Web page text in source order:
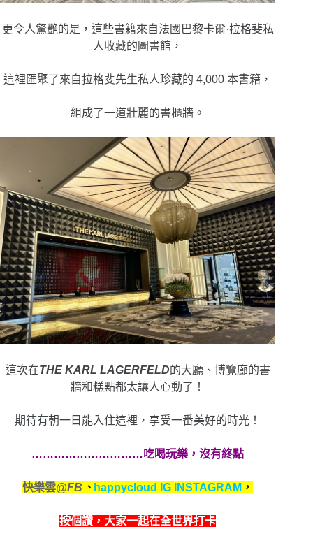
更令人驚艷的是，這些書籍來自法國巴黎卡爾·拉格斐私
人收藏的圖書館，
這裡匯聚了來自拉格斐先生私人珍藏的 4,000 本書籍，
組成了一道壯麗的書櫃牆。
這次在THE KARL LAGERFELD的大廳、博覽廊的書
牆和糕點都太讓人心動了！
期待有朝一日能入住這裡，享受一番美好的時光！
…………………………吃喝玩樂，沒有終點
快樂雲@FB 、 happycloud IG INSTAGRAM ，
按個讚， 大家一起在全世界打卡